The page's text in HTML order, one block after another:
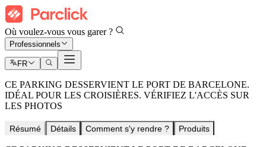
Où voulez-vous vous garer ?
Professionnels
FR
CE PARKING DESSERVIENT LE PORT DE BARCELONE.
IDÉAL POUR LES CROISIÈRES. VÉRIFIEZ L'ACCÈS SUR
LES PHOTOS
Résumé Détails Comment s'y rendre ? Produits